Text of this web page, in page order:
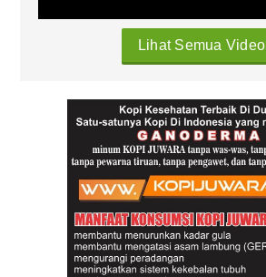
Lihat Semua Video